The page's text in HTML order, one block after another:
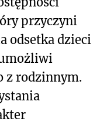
przyczyni
odsetka dzieci
z rodzinnym.